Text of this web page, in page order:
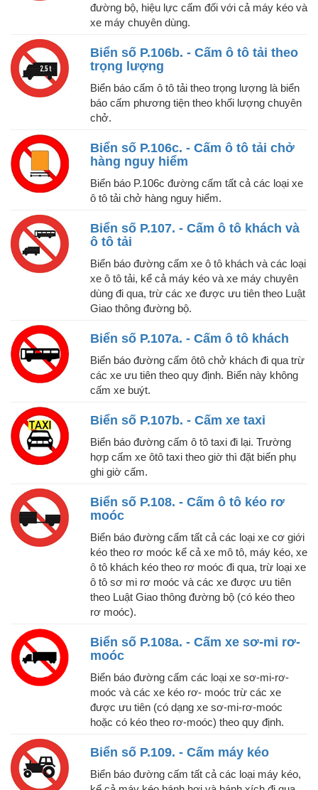
đường bộ, hiệu lực cấm đối với cả máy kéo và
xe máy chuyên dùng.
Biển số P.106b. - Cấm ô tô tải theo
trọng lượng
Biển báo cấm ô tô tải theo trọng lượng là biển
báo cấm phương tiện theo khối lượng chuyên
chở.
Biển số P.106c. - Cấm ô tô tải chở
hàng nguy hiểm
Biển báo P.106c đường cấm tất cả các loại xe
ô tô tải chở hàng nguy hiểm.
Biển số P.107. - Cấm ô tô khách và
ô tô tải
Biển báo đường cấm xe ô tô khách và các loại
xe ô tô tải, kể cả máy kéo và xe máy chuyên
dùng đi qua, trừ các xe được ưu tiên theo Luật
Giao thông đường bộ.
Biển số P.107a. - Cấm ô tô khách
Biển báo đường cấm ôtô chở khách đi qua trừ
các xe ưu tiên theo quy định. Biển này không
cấm xe buýt.
Biển số P.107b. - Cấm xe taxi
Biển báo đường cấm ô tô taxi đi lại. Trường
hợp cấm xe ôtô taxi theo giờ thì đặt biển phụ
ghi giờ cấm.
Biển số P.108. - Cấm ô tô kéo rơ
moóc
Biển báo đường cấm tất cả các loại xe cơ giới
kéo theo rơ moóc kể cả xe mô tô, máy kéo, xe
ô tô khách kéo theo rơ moóc đi qua, trừ loại xe
ô tô sơ mi rơ moóc và các xe được ưu tiên
theo Luật Giao thông đường bộ (có kéo theo
rơ moóc).
Biển số P.108a. - Cấm xe sơ-mi rơ-
moóc
Biển báo đường cấm các loại xe sơ-mi-rơ-
moóc và các xe kéo rơ- moóc trừ các xe
được ưu tiên (có dạng xe sơ-mi-rơ-moóc
hoặc có kéo theo rơ-moóc) theo quy định.
Biển số P.109. - Cấm máy kéo
Biển báo đường cấm tất cả các loại máy kéo,